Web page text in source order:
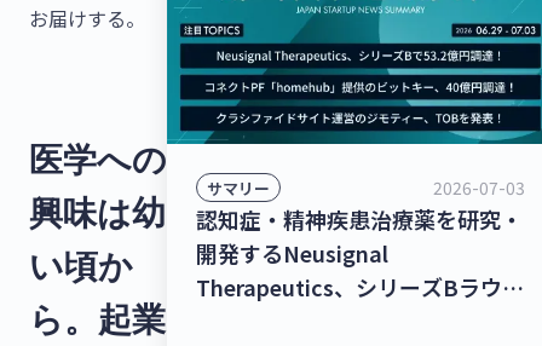
お届けする。
医学への
興味は幼
い頃か
ら。起業
サマリー 2026-07-03
認知症・精神疾患治療薬を研究・
開発するNeusignal
Therapeutics、シリーズBラウン